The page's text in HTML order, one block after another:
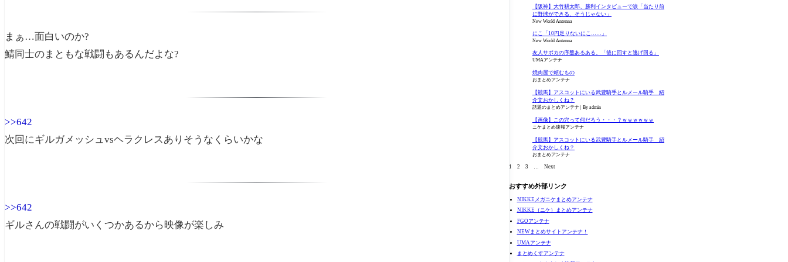
まぁ…面白いのか?
鯖同士のまともな戦闘もあるんだよな?
>>642
次回にギルガメッシュvsヘラクレスありそうなくらいかな
>>642
ギルさんの戦闘がいくつかあるから映像が楽しみ
【阪神】大竹耕太郎、勝利インタビューで涙「当たり前
に野球ができる、そうじゃない」
New World Antenna
にこ「10円足りないにこ……」
New World Antenna
友人サポカの序盤あるある。「後に回すと逃げ回る」
UMAアンテナ
焼肉屋で頼むもの
おまとめアンテナ
【競馬】アスコットにいる武豊騎手とルメール騎手 紹
介文おかしくね？
話題のまとめアンテナ By admin
【画像】この穴って何だろう・・・？ｗｗｗｗｗｗ
ニケまとめ速報アンテナ
【競馬】アスコットにいる武豊騎手とルメール騎手 紹
介文おかしくね？
おまとめアンテナ
1 2 3 Next
おすすめ外部リンク
NIKKEメガニケまとめアンテナ
NIKKE（ニケ）まとめアンテナ
FGOアンテナ
NEWまとめサイトアンテナ！
UMAアンテナ
まとめくすアンテナ